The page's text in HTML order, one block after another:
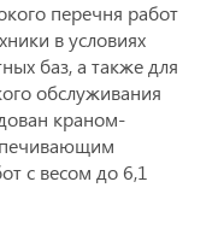
перечня работ
в условиях
баз, а также для
обслуживания
краном-
с весом до 6,1